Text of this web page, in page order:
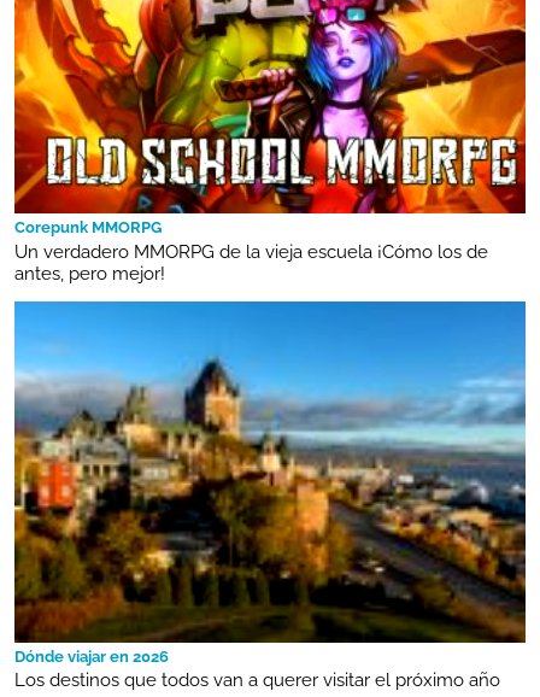
Corepunk MMORPG
Un verdadero MMORPG de la vieja escuela ¡Cómo los de
antes, pero mejor!
Dónde viajar en 2026
Los destinos que todos van a querer visitar el próximo año